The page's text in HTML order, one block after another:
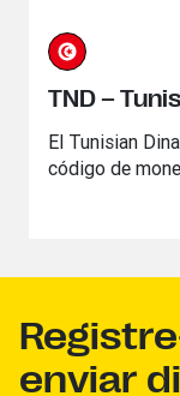
TND –
El Tunisian
código de
enviar